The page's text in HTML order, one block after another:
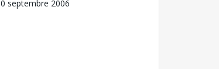
septembre 2006